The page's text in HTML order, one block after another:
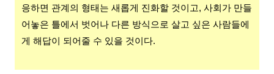
응하면 관계의 형태는 새롭게 진화할 것이고, 사회가 만들
어놓은 틀에서 벗어나 다른 방식으로 살고 싶은 사람들에
게 해답이 되어줄 수 있을 것이다.